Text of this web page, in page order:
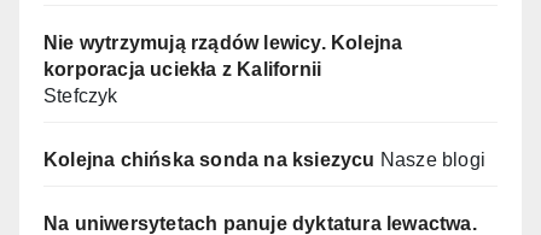
Nie wytrzymują rządów lewicy. Kolejna
korporacja uciekła z Kalifornii
Stefczyk
Kolejna chińska sonda na ksiezycu Nasze blogi
Na uniwersytetach panuje dyktatura lewactwa.